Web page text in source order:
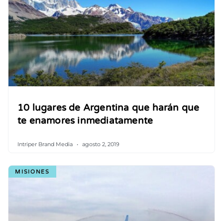
10 lugares de Argentina que harán que
te enamores inmediatamente
Intriper Brand Media agosto 2, 2019
MISIONES